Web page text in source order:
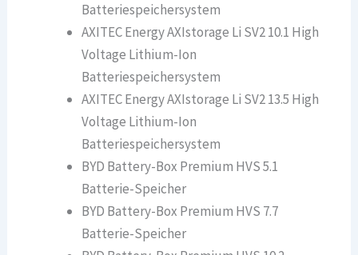
Batteriespeichersystem
AXITEC Energy AXIstorage Li SV2 10.1 High
Voltage Lithium-Ion
Batteriespeichersystem
AXITEC Energy AXIstorage Li SV2 13.5 High
Voltage Lithium-Ion
Batteriespeichersystem
BYD Battery-Box Premium HVS 5.1
Batterie-Speicher
BYD Battery-Box Premium HVS 7.7
Batterie-Speicher